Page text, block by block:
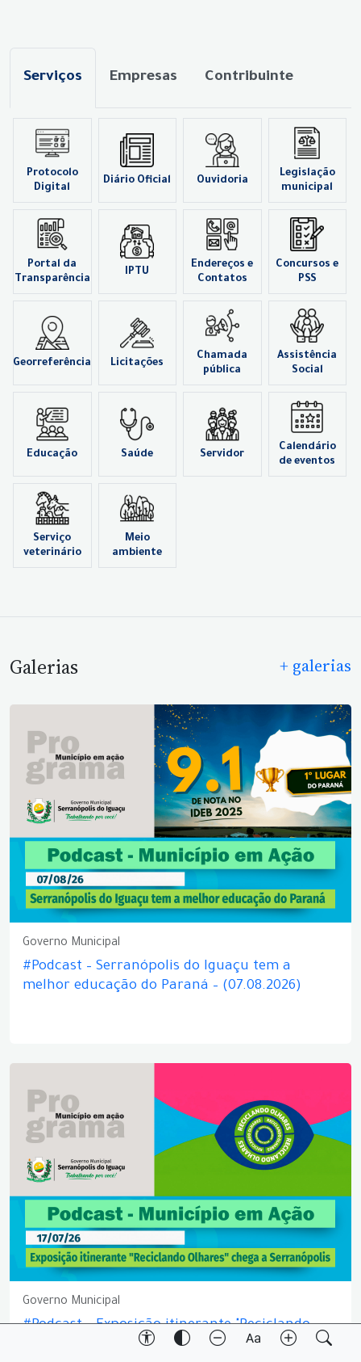
Serviços Empresas Contribuinte
Protocolo
Digital
Diário Oficial Ouvidoria
Legislação
municipal
Portal da
Transparência
IPTU
Endereços e
Contatos
Concursos e
PSS
Georreferência Licitações
Chamada
pública
Assistência
Social
Educação Saúde Servidor
Calendário
de eventos
Serviço
veterinário
Meio
ambiente
Galerias + galerias
Governo Municipal
#Podcast – Serranópolis do Iguaçu tem a
melhor educação do Paraná – (07.08.2026)
Governo Municipal
#Podcast – Exposição itinerante "Reciclando
Olhares" chega a Serranópolis do Iguaçu –